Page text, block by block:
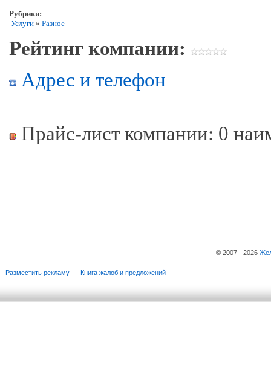
Рубрики:
Услуги » Разное
Рейтинг компании:
Адрес и телефон
Прайс-лист компании: 0
© 2007 - 2026
Разместить рекламу Книга жалоб и предложений